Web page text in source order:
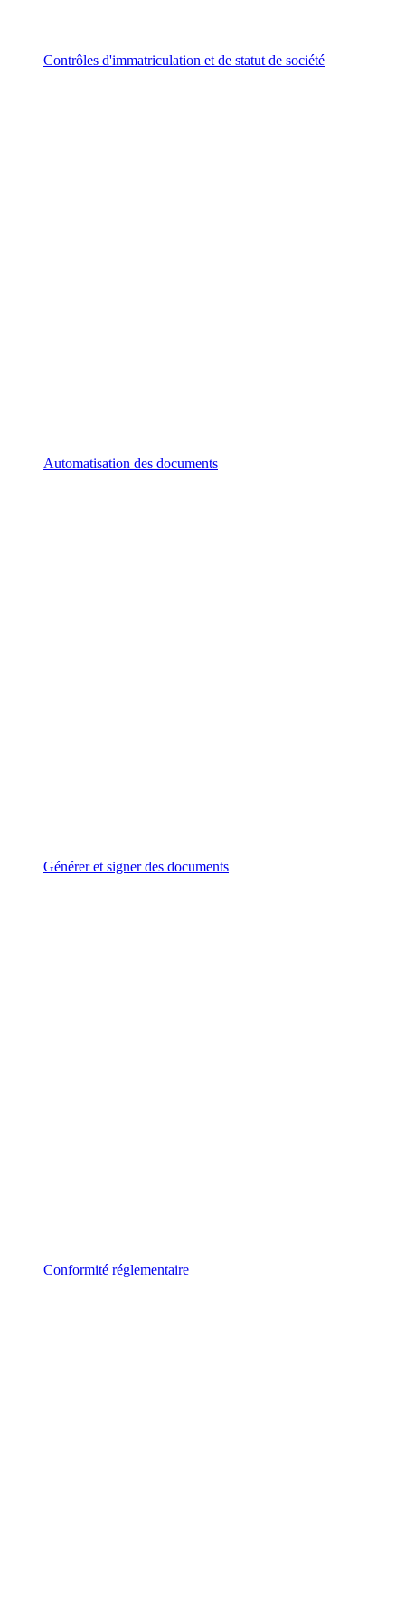
Contrôles d'immatriculation et de statut de société
Automatisation des documents
Générer et signer des documents
Conformité réglementaire